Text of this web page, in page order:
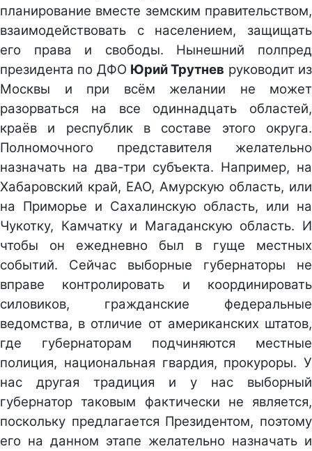
планирование вместе земским правительством,
взаимодействовать с населением, защищать
его права и свободы. Нынешний полпред
президента по ДФО Юрий Трутнев руководит из
Москвы и при всём желании не может
разорваться на все одиннадцать областей,
краёв и республик в составе этого округа.
Полномочного представителя желательно
назначать на два-три субъекта. Например, на
Хабаровский край, ЕАО, Амурскую область, или
на Приморье и Сахалинскую область, или на
Чукотку, Камчатку и Магаданскую область. И
чтобы он ежедневно был в гуще местных
событий. Сейчас выборные губернаторы не
вправе контролировать и координировать
силовиков, гражданские федеральные
ведомства, в отличие от американских штатов,
где губернаторам подчиняются местные
полиция, национальная гвардия, прокуроры. У
нас другая традиция и у нас выборный
губернатор таковым фактически не является,
поскольку предлагается Президентом, поэтому
его на данном этапе желательно назначать и